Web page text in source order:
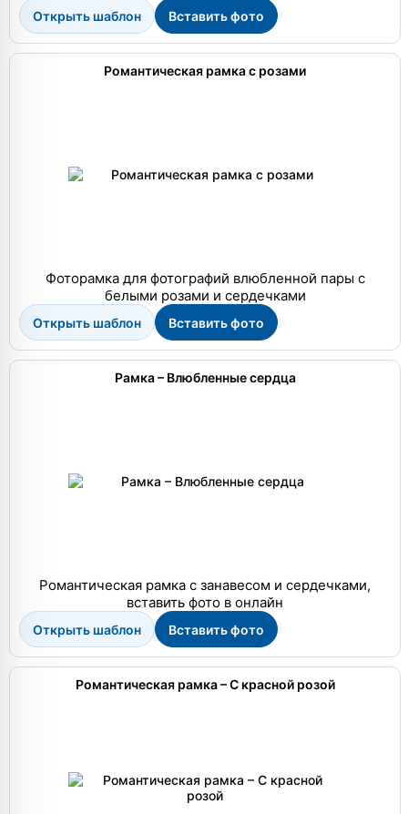
Открыть шаблон Вставить фото
Романтическая рамка с розами
Фоторамка для фотографий влюбленной пары с
белыми розами и сердечками
Открыть шаблон Вставить фото
Рамка – Влюбленные сердца
Романтическая рамка с занавесом и сердечками,
вставить фото в онлайн
Открыть шаблон Вставить фото
Романтическая рамка – С красной розой